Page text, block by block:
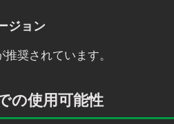
ジョン
奨されています。
の使用可能性